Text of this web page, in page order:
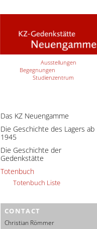
Ausstellungen
Begegnungen
Studienzentrum
Das KZ Neuengamme
Die Geschichte des Lagers ab
1945
Die Geschichte der
Gedenkstätte
Totenbuch
Totenbuch Liste
CONTACT
Christian Römmer